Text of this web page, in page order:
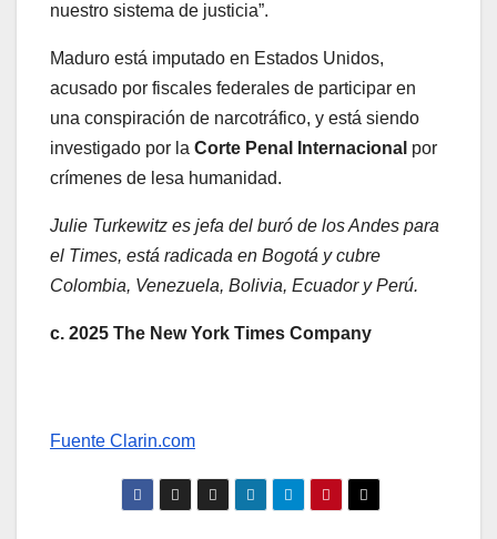
nuestro sistema de justicia”.
Maduro está imputado en Estados Unidos,
acusado por fiscales federales de participar en
una conspiración de narcotráfico, y está siendo
investigado por la Corte Penal Internacional por
crímenes de lesa humanidad.
Julie Turkewitz es jefa del buró de los Andes para
el Times, está radicada en Bogotá y cubre
Colombia, Venezuela, Bolivia, Ecuador y Perú.
c. 2025 The New York Times Company
Fuente Clarin.com